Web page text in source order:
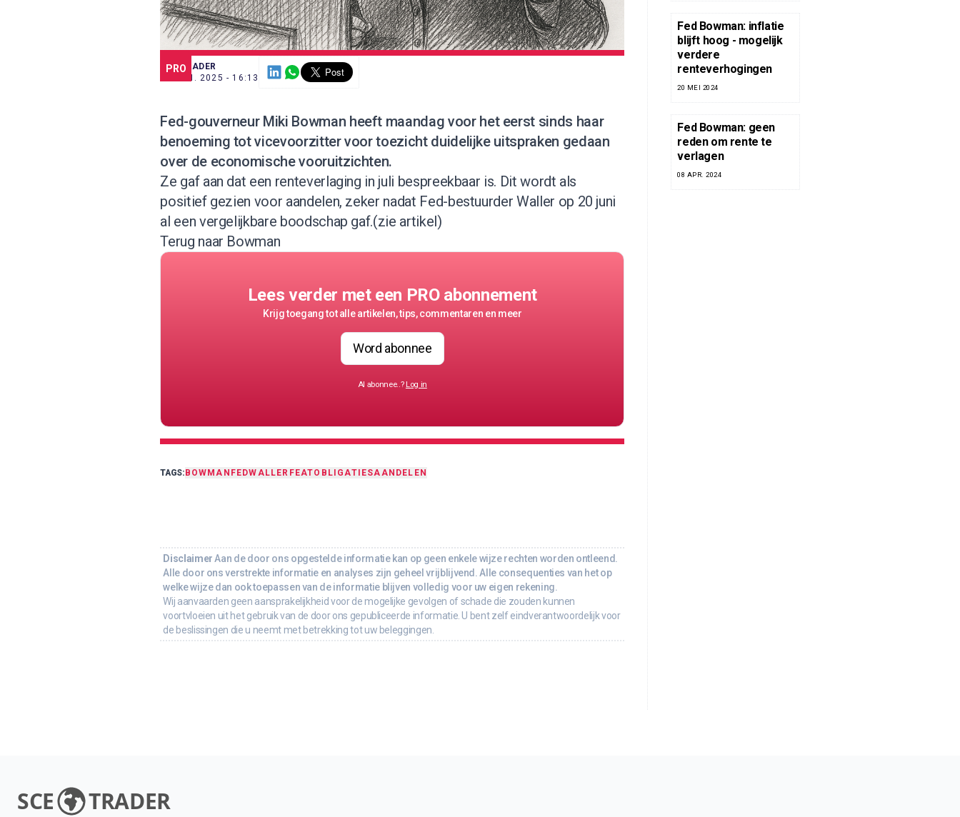
PRO
SCE TRADER
23 JUN. 2025 - 16:13
Fed-gouverneur Miki Bowman heeft maandag voor het eerst sinds haar
benoeming tot vicevoorzitter voor toezicht duidelijke uitspraken gedaan
over de economische vooruitzichten.
Ze gaf aan dat een renteverlaging in juli bespreekbaar is. Dit wordt als
positief gezien voor aandelen, zeker nadat Fed-bestuurder Waller op 20 juni
al een vergelijkbare boodschap gaf.(zie artikel)
Terug naar Bowman
Lees verder met een PRO abonnement
Krijg toegang tot alle artikelen, tips, commentaren en meer
Word abonnee
Al abonnee..? Log in
TAGS:BOWMAN FEDWALLER FEATOBLIGATIESAANDELEN
Disclaimer Aan de door ons opgestelde informatie kan op geen enkele wijze rechten worden ontleend.
Alle door ons verstrekte informatie en analyses zijn geheel vrijblijvend. Alle consequenties van het op
welke wijze dan ook toepassen van de informatie blijven volledig voor uw eigen rekening.
Wij aanvaarden geen aansprakelijkheid voor de mogelijke gevolgen of schade die zouden kunnen
voortvloeien uit het gebruik van de door ons gepubliceerde informatie. U bent zelf eindverantwoordelijk voor
de beslissingen die u neemt met betrekking tot uw beleggingen.
Fed Bowman: inflatie
blijft hoog - mogelijk
verdere
renteverhogingen
20 MEI 2024
Fed Bowman: geen
reden om rente te
verlagen
08 APR. 2024
SCE TRADER